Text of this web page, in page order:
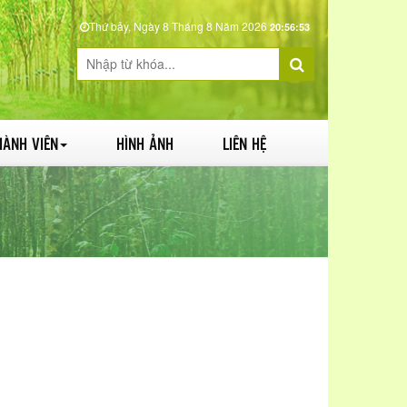
Thứ bảy, Ngày 8 Tháng 8 Năm 202620:56:54
VIÊN HÌNH ẢNH LIÊN HỆ